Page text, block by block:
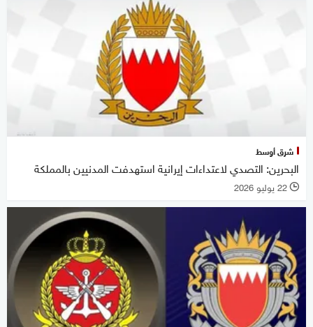
شرق أوسط
البحرين: التصدي لاعتداءات إيرانية استهدفت المدنيين بالمملكة
l 22 يوليو 2026